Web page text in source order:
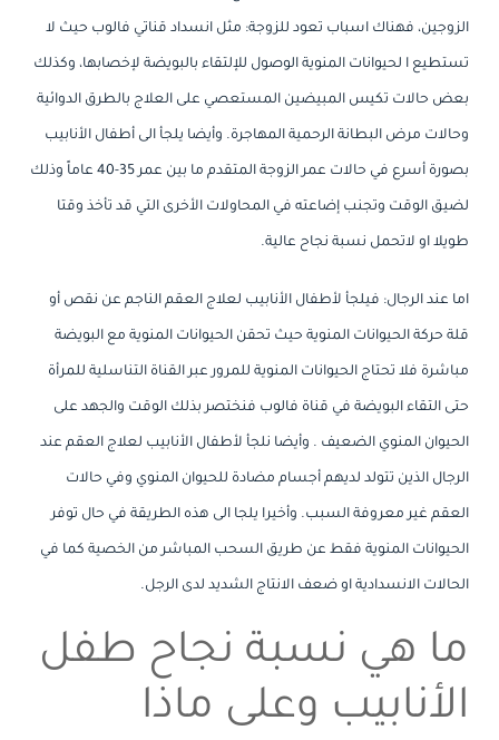
الزوجين، فهناك اسباب تعود للزوجة: مثل انسداد قناتي فالوب حيث لا
تستطيع ا لحيوانات المنوية الوصول للإلتقاء بالبويضة لإخصابها، وكذلك
بعض حالات تكيس المبيضين المستعصي على العلاج بالطرق الدوائية
وحالات مرض البطانة الرحمية المهاجرة. وأيضا يلجأ الى أطفال الأنابيب
بصورة أسرع في حالات عمر الزوجة المتقدم ما بين عمر 35-40 عاماً وذلك
لضيق الوقت وتجنب إضاعته في المحاولات الأخرى التي قد تأخذ وقتا
طويلا او لاتحمل نسبة نجاح عالية.
اما عند الرجال: فيلجأ لأطفال الأنابيب لعلاج العقم الناجم عن نقص أو
قلة حركة الحيوانات المنوية حيث تحقن الحيوانات المنوية مع البويضة
مباشرة فلا تحتاج الحيوانات المنوية للمرور عبر القناة التناسلية للمرأة
حتى التقاء البويضة في قناة فالوب فنختصر بذلك الوقت والجهد على
الحيوان المنوي الضعيف . وأيضا نلجأ لأطفال الأنابيب لعلاج العقم عند
الرجال الذين تتولد لديهم أجسام مضادة للحيوان المنوي وفي حالات
العقم غير معروفة السبب. وأخيرا يلجا الى هذه الطريقة في حال توفر
الحيوانات المنوية فقط عن طريق السحب المباشر من الخصية كما في
الحالات الانسدادية او ضعف الانتاج الشديد لدى الرجل.
ما هي نسبة نجاح طفل
الأنابيب وعلى ماذا